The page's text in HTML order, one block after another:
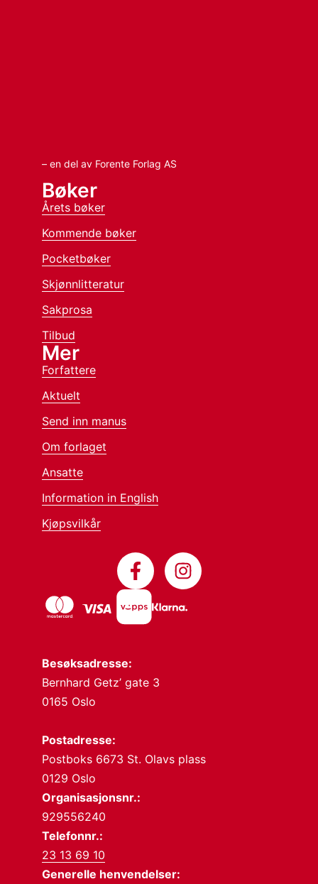
– en del av Forente Forlag AS
Besøksadresse:
Bernhard Getz’ gate 3
0165 Oslo
Postadresse:
Postboks 6673 St. Olavs plass
0129 Oslo
Organisasjonsnr.:
929556240
Telefonnr.:
23 13 69 10
Generelle henvendelser:
Bøker
Årets bøker
Kommende bøker
Pocketbøker
Skjønnlitteratur
Sakprosa
Tilbud
Mer
Forfattere
Aktuelt
Send inn manus
Om forlaget
Ansatte
Information in English
Kjøpsvilkår